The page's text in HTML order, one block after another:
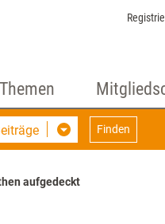
Themen
Finden
aufgedeckt